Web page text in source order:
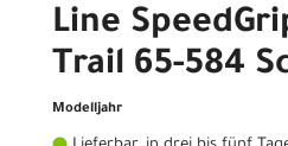
Line
Trail 65-584
Modelljahr